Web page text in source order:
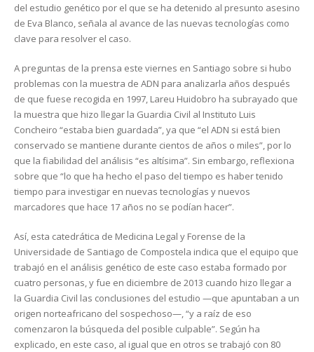
del estudio genético por el que se ha detenido al presunto asesino
de Eva Blanco, señala al avance de las nuevas tecnologías como
clave para resolver el caso.
A preguntas de la prensa este viernes en Santiago sobre si hubo
problemas con la muestra de ADN para analizarla años después
de que fuese recogida en 1997, Lareu Huidobro ha subrayado que
la muestra que hizo llegar la Guardia Civil al Instituto Luis
Concheiro “estaba bien guardada”, ya que “el ADN si está bien
conservado se mantiene durante cientos de años o miles”, por lo
que la fiabilidad del análisis “es altísima”. Sin embargo, reflexiona
sobre que “lo que ha hecho el paso del tiempo es haber tenido
tiempo para investigar en nuevas tecnologías y nuevos
marcadores que hace 17 años no se podían hacer”.
Así, esta catedrática de Medicina Legal y Forense de la
Universidade de Santiago de Compostela indica que el equipo que
trabajó en el análisis genético de este caso estaba formado por
cuatro personas, y fue en diciembre de 2013 cuando hizo llegar a
la Guardia Civil las conclusiones del estudio —que apuntaban a un
origen norteafricano del sospechoso—, “y a raíz de eso
comenzaron la búsqueda del posible culpable”. Según ha
explicado, en este caso, al igual que en otros se trabajó con 80